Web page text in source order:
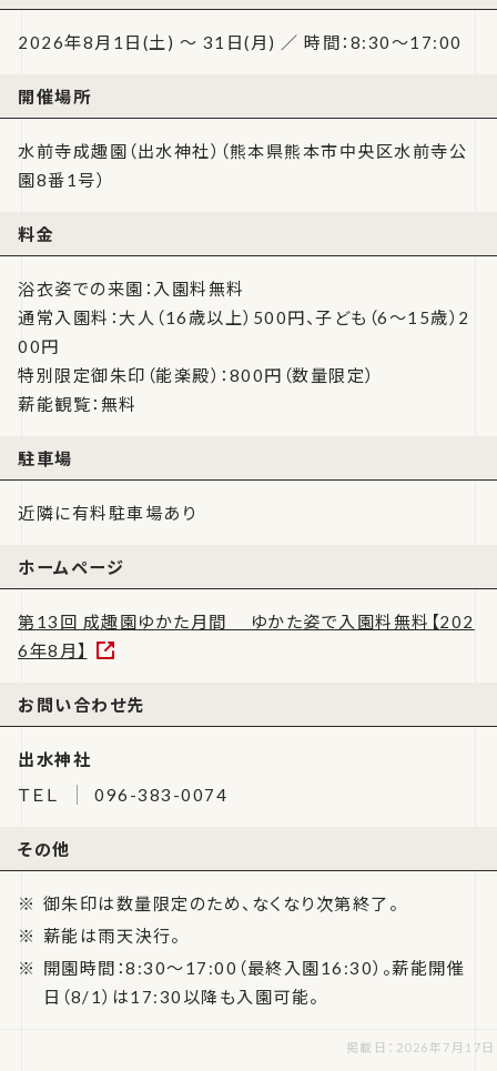
2026年8月1日(土) ～ 31日(月) ／ 時間：8:30～17:00
開催場所
水前寺成趣園（出水神社）（熊本県熊本市中央区水前寺公
園8番1号）
料金
浴衣姿での来園：入園料無料
通常入園料：大人（16歳以上）500円、子ども（6〜15歳）2
00円
特別限定御朱印（能楽殿）：800円（数量限定）
薪能観覧：無料
駐車場
近隣に有料駐車場あり
ホームページ
第13回 成趣園ゆかた月間 ゆかた姿で入園料無料【202
6年8月】
お問い合わせ先
出水神社
ＴＥＬ
096-383-0074
その他
御朱印は数量限定のため、なくなり次第終了。
薪能は雨天決行。
開園時間：8:30〜17:00（最終入園16:30）。薪能開催
日（8/1）は17:30以降も入園可能。
掲載日：2026年7月17日